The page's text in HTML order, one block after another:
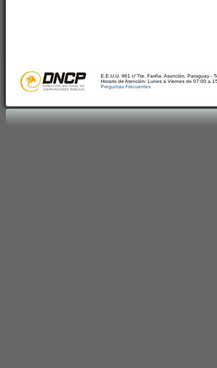
E.E.U.U. 961 c/ Tte. Fariña. Asunción, Paraguay -
Horario de Atención: Lunes a Viernes de 07:00 a
Preguntas Frecuentes